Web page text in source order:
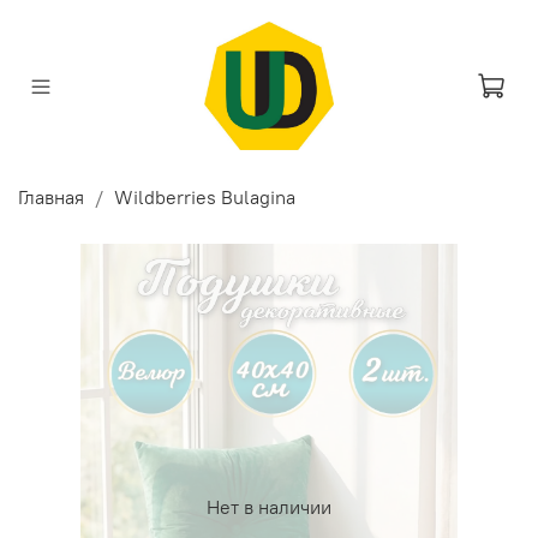
Главная Wildberries Bulagina
Нет в наличии